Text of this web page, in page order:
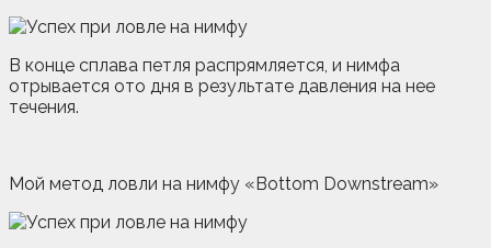
В конце сплава петля распрямляется, и нимфа
отрывается ото дня в результате давления на нее
течения.
Мой метод ловли на нимфу «Bottom Downstream»